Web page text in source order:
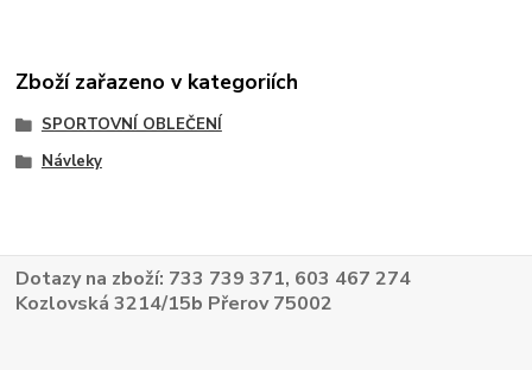
Zboží zařazeno v kategoriích
SPORTOVNÍ OBLEČENÍ
Návleky
Dotazy na zboží: 733 739 371, 603 467 274
Kozlovská 3214/15b Přerov 75002